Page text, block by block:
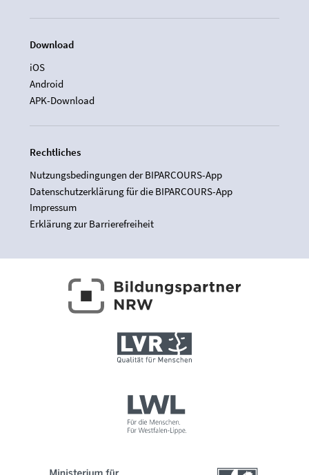
Download
iOS
Android
APK-Download
Rechtliches
Nutzungsbedingungen der BIPARCOURS-App
Datenschutzerklärung für die BIPARCOURS-App
Impressum
Erklärung zur Barrierefreiheit